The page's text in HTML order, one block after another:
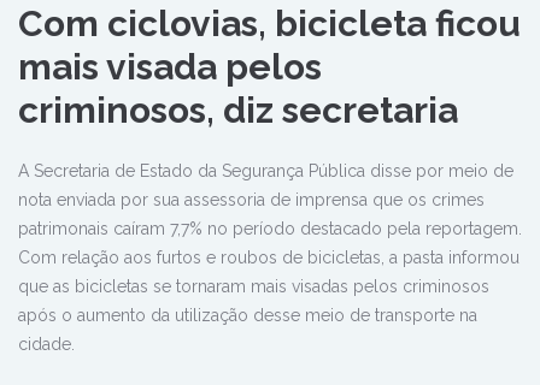
Com ciclovias, bicicleta ficou
mais visada pelos
criminosos, diz secretaria
A Secretaria de Estado da Segurança Pública disse por meio de
nota enviada por sua assessoria de imprensa que os crimes
patrimonais caíram 7,7% no período destacado pela reportagem.
Com relação aos furtos e roubos de bicicletas, a pasta informou
que as bicicletas se tornaram mais visadas pelos criminosos
após o aumento da utilização desse meio de transporte na
cidade.